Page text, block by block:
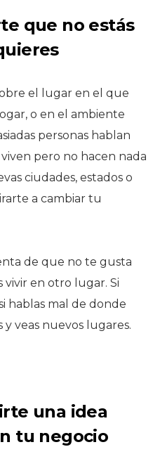
que no estás
el lugar en el que
o en el ambiente
personas hablan
pero no hacen nada
ciudades, estados o
a cambiar tu
de que no te gusta
en otro lugar. Si
hablas mal de donde
y veas nuevos lugares.
una idea
tu negocio